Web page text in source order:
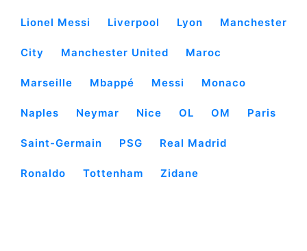
Lionel Messi Liverpool Lyon Manchester
City Manchester United Maroc
Marseille Mbappé Messi Monaco
Naples Neymar Nice OL OM Paris
Saint-Germain PSG Real Madrid
Ronaldo Tottenham Zidane